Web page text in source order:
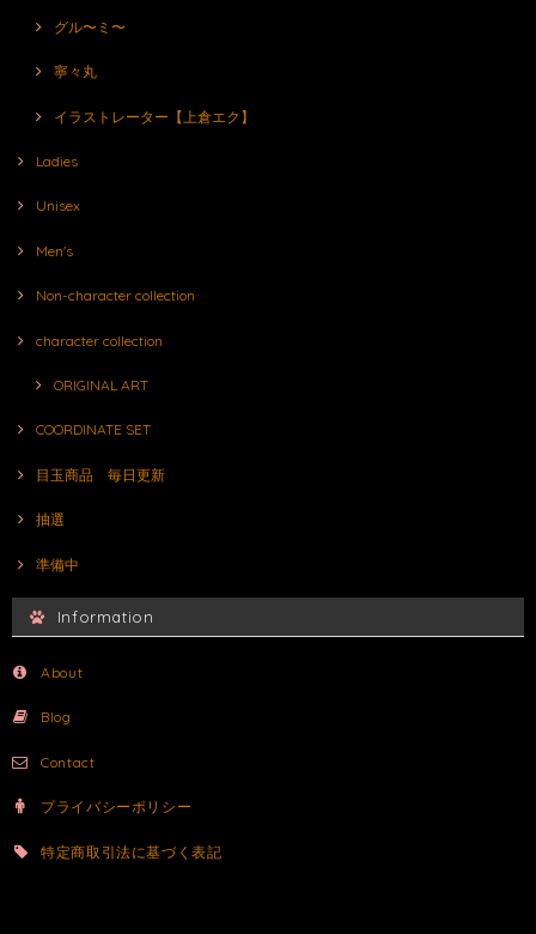
グル〜ミ〜
寧々丸
イラストレーター【上倉エク】
Ladies
Unisex
Men's
Non-character collection
character collection
ORIGINAL ART
COORDINATE SET
目玉商品 毎日更新
抽選
準備中
Information
About
Blog
Contact
プライバシーポリシー
特定商取引法に基づく表記